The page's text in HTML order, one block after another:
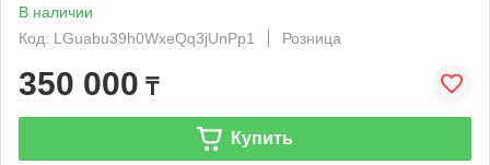
В наличии
Код: LGuabu39h0WxeQq3jUnPp1
Розница
350 000 ₸
Купить